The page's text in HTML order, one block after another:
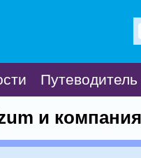
Путеводитель
и